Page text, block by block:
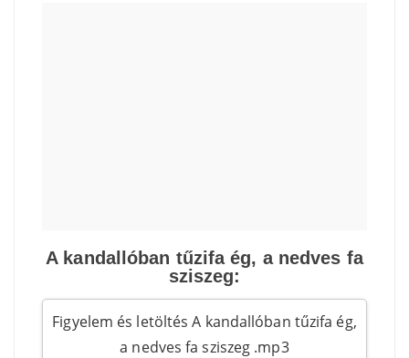
A kandallóban tűzifa ég, a nedves fa
sziszeg:
Figyelem és letöltés A kandallóban tűzifa ég,
a nedves fa sziszeg .mp3